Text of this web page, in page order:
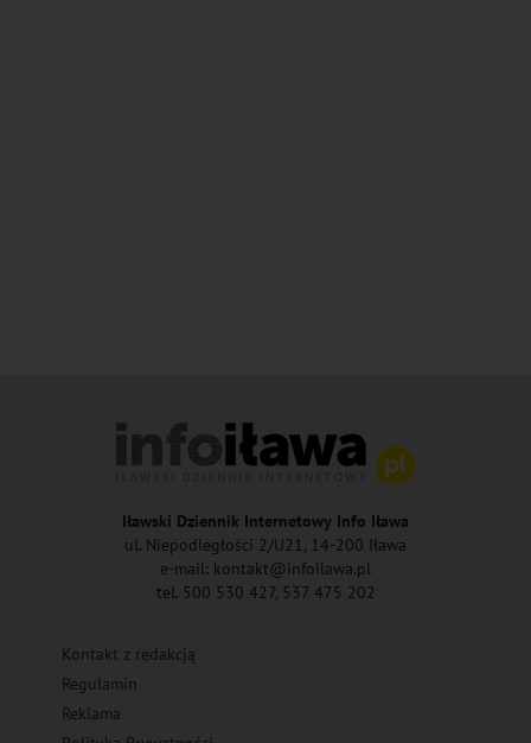
Iławski Dziennik Internetowy Info Iława
ul. Niepodległości 2/U21, 14-200 Iława
e-mail: kontakt@infoilawa.pl
tel. 500 530 427, 537 475 202
Kontakt z redakcją
Regulamin
Reklama